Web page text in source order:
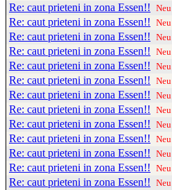
Re: caut prieteni in zona Essen!! Neu
Re: caut prieteni in zona Essen!! Neu
Re: caut prieteni in zona Essen!! Neu
Re: caut prieteni in zona Essen!! Neu
Re: caut prieteni in zona Essen!! Neu
Re: caut prieteni in zona Essen!! Neu
Re: caut prieteni in zona Essen!! Neu
Re: caut prieteni in zona Essen!! Neu
Re: caut prieteni in zona Essen!! Neu
Re: caut prieteni in zona Essen!! Neu
Re: caut prieteni in zona Essen!! Neu
Re: caut prieteni in zona Essen!! Neu
Re: caut prieteni in zona Essen!! Neu